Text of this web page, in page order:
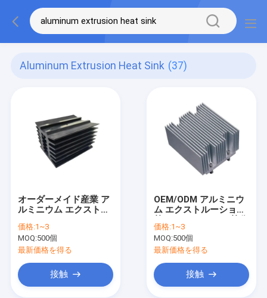
Aluminum Extrusion Heat Sink (37)
オーダーメイド産業 ア
ルミニウム エクストル
簡単にインストール
価格:1~3
MOQ:500個
最新価格を得る
接触
OEM/ODM アルミニウ
ム エクストルーション
散
価格:1~3
MOQ:500個
最新価格を得る
接触